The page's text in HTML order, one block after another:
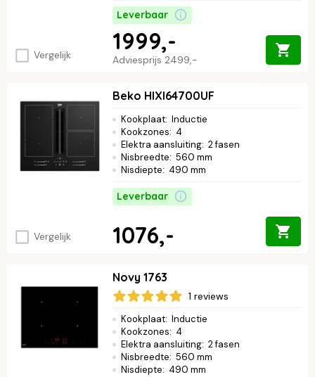
Vergelijk
Leverbaar
Adviesprijs 2499,-
1999,-
Vergelijk
Beko HIXI64700UF
Kookplaat: Inductie
Kookzones: 4
Elektra aansluiting: 2 fasen
Nisbreedte: 560 mm
Nisdiepte: 490 mm
Leverbaar
1076,-
Novy 1763
1 reviews
Kookplaat: Inductie
Kookzones: 4
Elektra aansluiting: 2 fasen
Nisbreedte: 560 mm
Nisdiepte: 490 mm